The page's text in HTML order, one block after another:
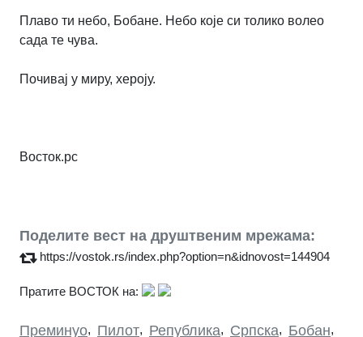
Плаво ти небо, Бобане. Небо које си толико волео
сада те чува.
Почивај у миру, хероју.
Восток.рс
Поделите вест на друштвеним мрежама:
https://vostok.rs/index.php?option=n&idnovost=144904
Пратите ВОСТОК на:
Преминуо, Пилот, Република, Српска, Бобан,